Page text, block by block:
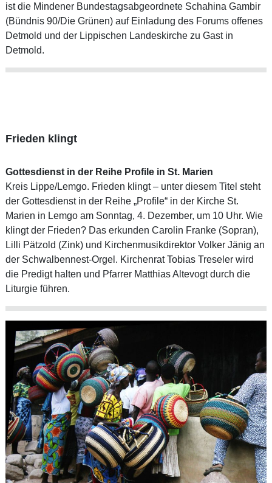
ist die Mindener Bundestagsabgeordnete Schahina Gambir
(Bündnis 90/Die Grünen) auf Einladung des Forums offenes
Detmold und der Lippischen Landeskirche zu Gast in
Detmold.
Frieden klingt
Gottesdienst in der Reihe Profile in St. Marien
Kreis Lippe/Lemgo. Frieden klingt – unter diesem Titel steht
der Gottesdienst in der Reihe „Profile“ in der Kirche St.
Marien in Lemgo am Sonntag, 4. Dezember, um 10 Uhr. Wie
klingt der Frieden? Das erkunden Carolin Franke (Sopran),
Lilli Pätzold (Zink) und Kirchenmusikdirektor Volker Jänig an
der Schwalbennest-Orgel. Kirchenrat Tobias Treseler wird
die Predigt halten und Pfarrer Matthias Altevogt durch die
Liturgie führen.